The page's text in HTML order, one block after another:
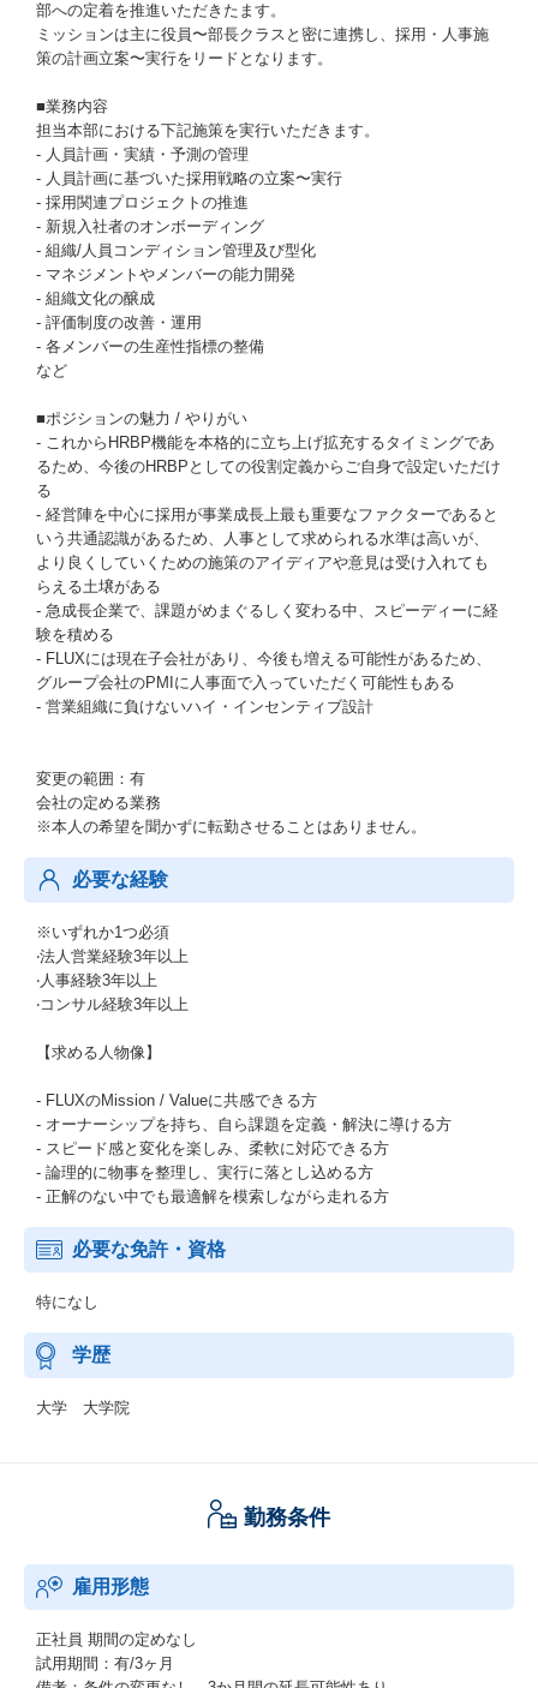
部への定着を推進いただきたます。
ミッションは主に役員〜部長クラスと密に連携し、採用・人事施
策の計画立案〜実行をリードとなります。
■業務内容
担当本部における下記施策を実行いただきます。
- 人員計画・実績・予測の管理
- 人員計画に基づいた採用戦略の立案〜実行
- 採用関連プロジェクトの推進
- 新規入社者のオンボーディング
- 組織/人員コンディション管理及び型化
- マネジメントやメンバーの能力開発
- 組織文化の醸成
- 評価制度の改善・運用
- 各メンバーの生産性指標の整備
など
■ポジションの魅力 / やりがい
- これからHRBP機能を本格的に立ち上げ拡充するタイミングであ
るため、今後のHRBPとしての役割定義からご自身で設定いただけ
る
- 経営陣を中心に採用が事業成長上最も重要なファクターであると
いう共通認識があるため、人事として求められる水準は高いが、
より良くしていくための施策のアイディアや意見は受け入れても
らえる土壌がある
- 急成長企業で、課題がめまぐるしく変わる中、スピーディーに経
験を積める
- FLUXには現在子会社があり、今後も増える可能性があるため、
グループ会社のPMIに人事面で入っていただく可能性もある
- 営業組織に負けないハイ・インセンティブ設計
変更の範囲：有
会社の定める業務
※本人の希望を聞かずに転勤させることはありません。
必要な経験
※いずれか1つ必須
‧法⼈営業経験3年以上
‧⼈事経験3年以上
‧コンサル経験3年以上
【求める人物像】
- FLUXのMission / Valueに共感できる方
- オーナーシップを持ち、自ら課題を定義・解決に導ける方
- スピード感と変化を楽しみ、柔軟に対応できる方
- 論理的に物事を整理し、実行に落とし込める方
- 正解のない中でも最適解を模索しながら走れる方
必要な免許・資格
特になし
学歴
大学 大学院
勤務条件
雇用形態
正社員 期間の定めなし
試用期間：有/3ヶ月